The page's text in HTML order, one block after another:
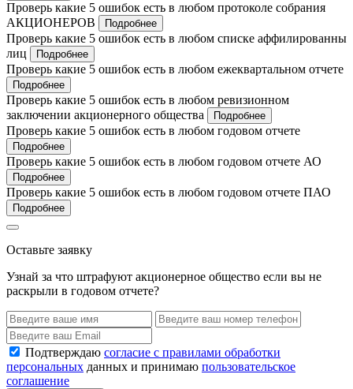
Проверь какие 5 ошибок есть в любом протоколе собрания
АКЦИОНЕРОВ
Подробнее
Проверь какие 5 ошибок есть в любом списке аффилированны
лиц
Подробнее
Проверь какие 5 ошибок есть в любом ежеквартальном отчете
Подробнее
Проверь какие 5 ошибок есть в любом ревизионном
заключении акционерного общества
Подробнее
Проверь какие 5 ошибок есть в любом годовом отчете
Подробнее
Проверь какие 5 ошибок есть в любом годовом отчете АО
Подробнее
Проверь какие 5 ошибок есть в любом годовом отчете ПАО
Подробнее
Оставьте заявку
Узнай за что штрафуют акционерное общество если вы не
раскрыли в годовом отчете?
Подтверждаю согласие с правилами обработки
персональных данных и принимаю пользовательское
соглашение